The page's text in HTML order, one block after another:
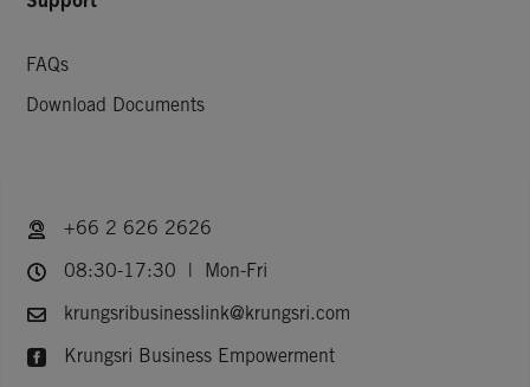
FAQs
Download Documents
+66 2 626 2626
08:30-17:30 | Mon-Fri
krungsribusinesslink@krungsri.com
Krungsri Business Empowerment